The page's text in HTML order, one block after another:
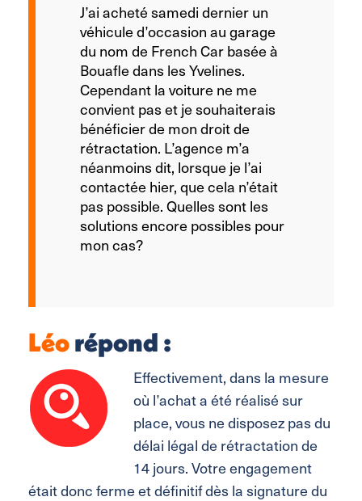
J’ai acheté samedi dernier un
véhicule d’occasion au garage
du nom de French Car basée à
Bouafle dans les Yvelines.
Cependant la voiture ne me
convient pas et je souhaiterais
bénéficier de mon droit de
rétractation. L’agence m’a
néanmoins dit, lorsque je l’ai
contactée hier, que cela n’était
pas possible. Quelles sont les
solutions encore possibles pour
mon cas?
Léorépond :
Effectivement, dans la mesure
où l’achat a été réalisé sur
place, vous ne disposez pas du
délai légal de rétractation de
14 jours. Votre engagement
était donc ferme et définitif dès la signature du